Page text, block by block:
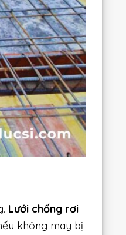
Lưới chống rơi
không may bị